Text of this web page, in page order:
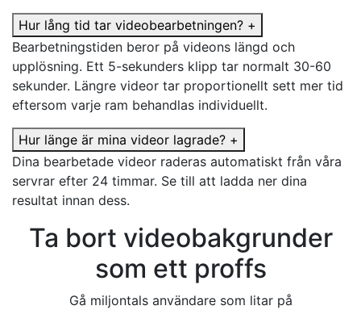
Hur lång tid tar videobearbetningen? +
Bearbetningstiden beror på videons längd och
upplösning. Ett 5-sekunders klipp tar normalt 30-60
sekunder. Längre videor tar proportionellt sett mer tid
eftersom varje ram behandlas individuellt.
Hur länge är mina videor lagrade? +
Dina bearbetade videor raderas automatiskt från våra
servrar efter 24 timmar. Se till att ladda ner dina
resultat innan dess.
Ta bort videobakgrunder
som ett proffs
Gå miljontals användare som litar på